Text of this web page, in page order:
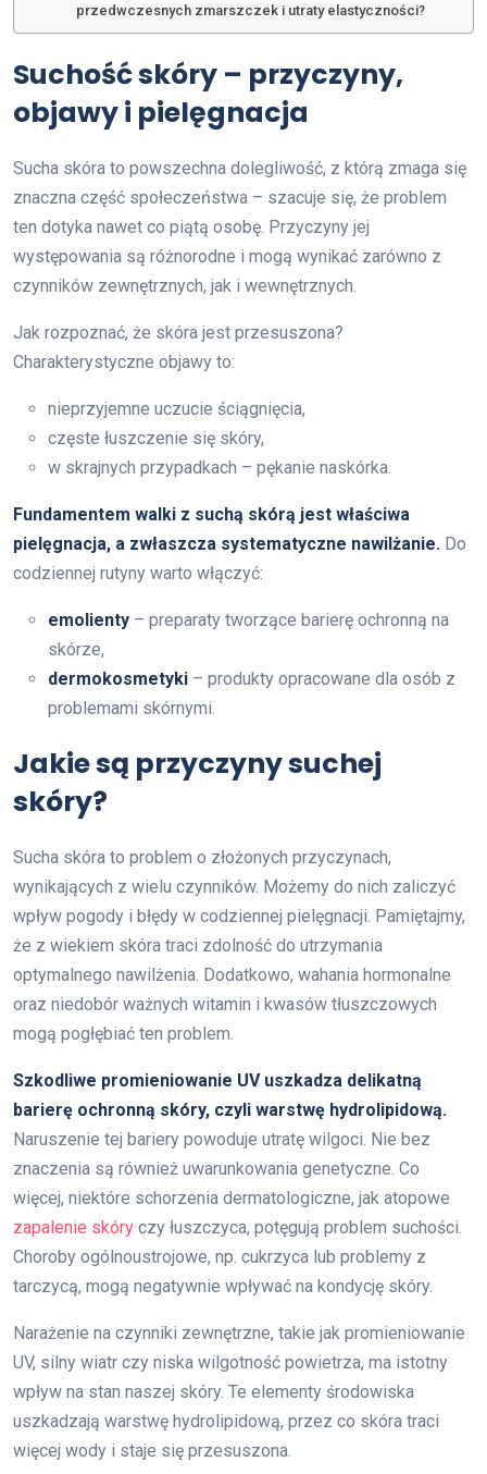
przedwczesnych zmarszczek i utraty elastyczności?
Suchość skóry – przyczyny,
objawy i pielęgnacja
Sucha skóra to powszechna dolegliwość, z którą zmaga się
znaczna część społeczeństwa – szacuje się, że problem
ten dotyka nawet co piątą osobę. Przyczyny jej
występowania są różnorodne i mogą wynikać zarówno z
czynników zewnętrznych, jak i wewnętrznych.
Jak rozpoznać, że skóra jest przesuszona?
Charakterystyczne objawy to:
nieprzyjemne uczucie ściągnięcia,
częste łuszczenie się skóry,
w skrajnych przypadkach – pękanie naskórka.
Fundamentem walki z suchą skórą jest właściwa
pielęgnacja, a zwłaszcza systematyczne nawilżanie. Do
codziennej rutyny warto włączyć:
emolienty – preparaty tworzące barierę ochronną na
skórze,
dermokosmetyki – produkty opracowane dla osób z
problemami skórnymi.
Jakie są przyczyny suchej
skóry?
Sucha skóra to problem o złożonych przyczynach,
wynikających z wielu czynników. Możemy do nich zaliczyć
wpływ pogody i błędy w codziennej pielęgnacji. Pamiętajmy,
że z wiekiem skóra traci zdolność do utrzymania
optymalnego nawilżenia. Dodatkowo, wahania hormonalne
oraz niedobór ważnych witamin i kwasów tłuszczowych
mogą pogłębiać ten problem.
Szkodliwe promieniowanie UV uszkadza delikatną
barierę ochronną skóry, czyli warstwę hydrolipidową.
Naruszenie tej bariery powoduje utratę wilgoci. Nie bez
znaczenia są również uwarunkowania genetyczne. Co
więcej, niektóre schorzenia dermatologiczne, jak atopowe
zapalenie skóry czy łuszczyca, potęgują problem suchości.
Choroby ogólnoustrojowe, np. cukrzyca lub problemy z
tarczycą, mogą negatywnie wpływać na kondycję skóry.
Narażenie na czynniki zewnętrzne, takie jak promieniowanie
UV, silny wiatr czy niska wilgotność powietrza, ma istotny
wpływ na stan naszej skóry. Te elementy środowiska
uszkadzają warstwę hydrolipidową, przez co skóra traci
więcej wody i staje się przesuszona.